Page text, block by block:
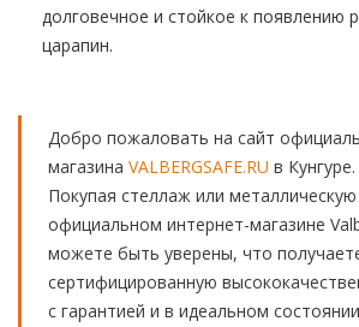
долговечное и стойкое к появлению
царапин.
Добро пожаловать на сайт
магазина VALBERGSAFE.RU в Кунгуре.
Покупая стеллаж или
официальном интернет-магазине
можете быть уверены, что
сертифицированную
с гарантией и в идеальном